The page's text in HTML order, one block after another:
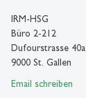
IRM-HSG
Büro 2-212
Dufourstrasse 40a
9000 St. Gallen
Email schreiben